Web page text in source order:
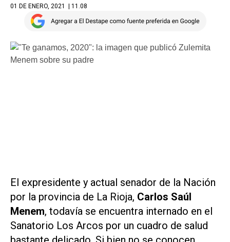
01 DE ENERO, 2021 | 11.08
El expresidente y actual senador de la Nación
por la provincia de La Rioja, Carlos Saúl
Menem, todavía se encuentra internado en el
Sanatorio Los Arcos por un cuadro de salud